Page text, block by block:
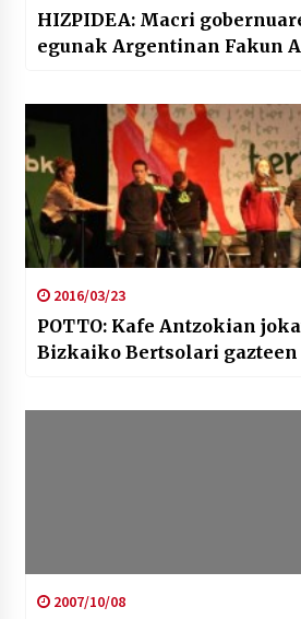
HIZPIDEA: Macri
egunak Argentinan Fakun
2016/03/23
POTTO: Kafe Antzokian
Bizkaiko Bertsolari
2007/10/08